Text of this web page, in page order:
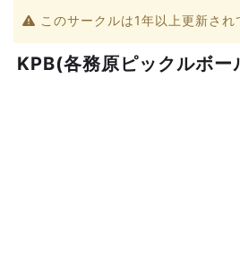
このサークルは1年以上更新され
KPB(各務原ピックルボー